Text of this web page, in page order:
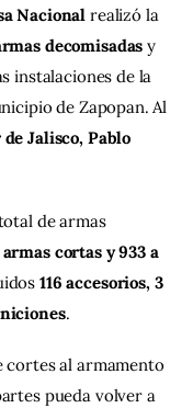
Nacional realizó la
decomisadas y
instalaciones de la
de Zapopan. Al
Jalisco, Pablo
de armas
cortas y 933 a
116 accesorios, 3
.
cortes al armamento
pueda volver a